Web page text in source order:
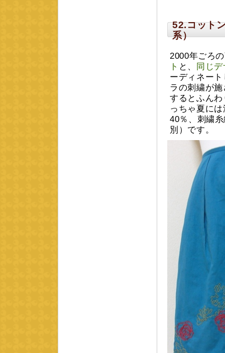
52.コット
系）
2000年ごろ
ト と、
同じ
ーディネー
ラの刺繍が
するとふん
っちゃ夏に
40％、刺繍
別）です。